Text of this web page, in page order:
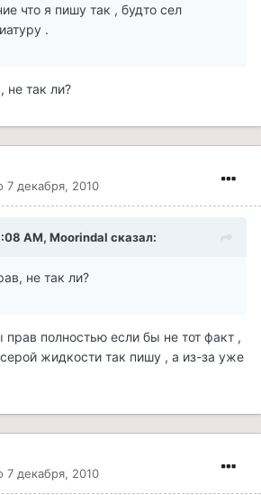
что я пишу так , будто сел
.
не так ли?
7 декабря, 2010
AM, Moorindal сказал:
не так ли?
полностью если бы не тот факт ,
серой жидкости так пишу , а из-за уже
7 декабря, 2010